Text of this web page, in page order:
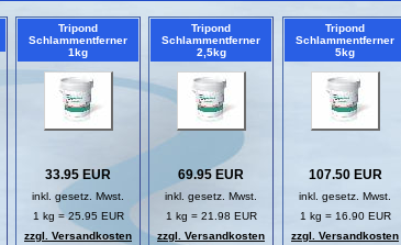
Tripond
Schlammentferner
1kg
33.95 EUR
inkl. gesetz. Mwst.
1 kg = 25.95 EUR
zzgl. Versandkosten
Tripond
Schlammentferner
2,5kg
69.95 EUR
inkl. gesetz. Mwst.
1 kg = 21.98 EUR
zzgl. Versandkosten
Tripond
Schlammentferner
5kg
107.50 EUR
inkl. gesetz. Mwst.
1 kg = 16.90 EUR
zzgl. Versandkosten